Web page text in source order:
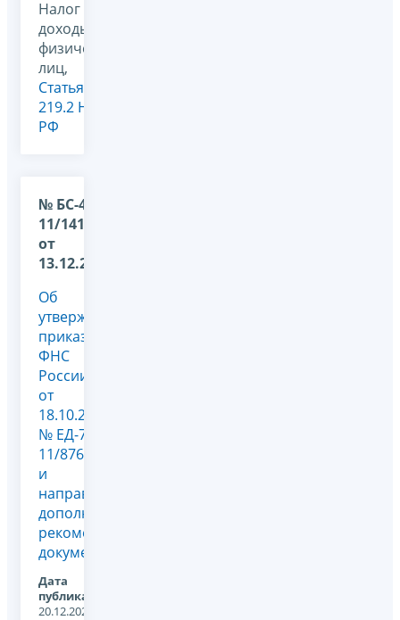
Налог на
доходы
физических
лиц,
Статья
219.2 НК
РФ
№ БС-4-
11/14145@
от
13.12.2024
Об
утверждении
приказа
ФНС
России
от
18.10.2024
№ ЕД-7-
11/876@
и
направлении
дополнительных
рекомендуемых
документов
Дата
публикации:
20.12.2024